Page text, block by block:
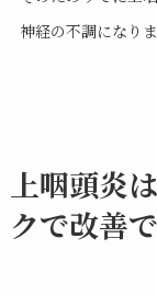
神経の不調になりま
上咽頭炎
クで改善